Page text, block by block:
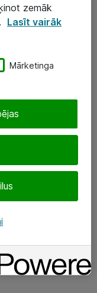
zemāk
Lasīt vairāk
Mārketinga